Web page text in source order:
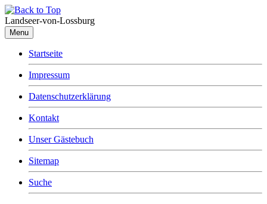
Landseer-von-Lossburg
Menu
Startseite
Impressum
Datenschutzerklärung
Kontakt
Unser Gästebuch
Sitemap
Suche